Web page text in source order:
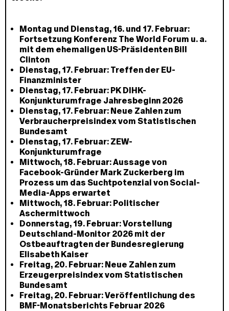
Montag und Dienstag, 16. und 17. Februar:
Fortsetzung Konferenz The World Forum u. a.
mit dem ehemaligen US-Präsidenten Bill
Clinton
Dienstag, 17. Februar: Treffen der EU-
Finanzminister
Dienstag, 17. Februar: PK DIHK-
Konjunkturumfrage Jahresbeginn 2026
Dienstag, 17. Februar: Neue Zahlen zum
Verbraucherpreisindex vom Statistischen
Bundesamt
Dienstag, 17. Februar: ZEW-
Konjunkturumfrage
Mittwoch, 18. Februar: Aussage von
Facebook-Gründer Mark Zuckerberg im
Prozess um das Suchtpotenzial von Social-
Media-Apps erwartet
Mittwoch, 18. Februar: Politischer
Aschermittwoch
Donnerstag, 19. Februar: Vorstellung
Deutschland-Monitor 2026 mit der
Ostbeauftragten der Bundesregierung
Elisabeth Kaiser
Freitag, 20. Februar: Neue Zahlen zum
Erzeugerpreisindex vom Statistischen
Bundesamt
Freitag, 20. Februar: Veröffentlichung des
BMF-Monatsberichts Februar 2026